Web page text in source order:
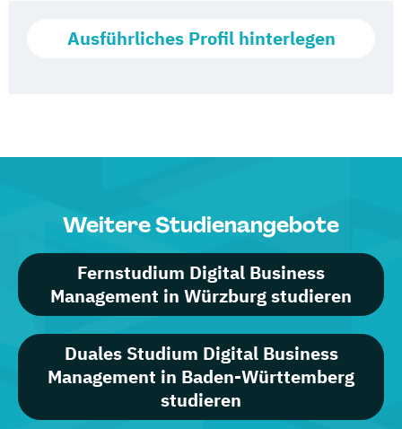
Ausführliches Profil hinterlegen
Weitere Studienangebote
Fernstudium Digital Business
Management in Würzburg studieren
Duales Studium Digital Business
Management in Baden-Württemberg
studieren